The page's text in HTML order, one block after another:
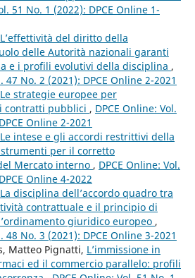
51 No. 1 (2022): DPCE Online 1-
L’effettività del diritto della
delle Autorità nazionali garanti
e i profili evolutivi della disciplina ,
47 No. 2 (2021): DPCE Online 2-2021
Le strategie europee per
contratti pubblici , DPCE Online: Vol.
Online 2-2021
Le intese e gli accordi restrittivi della
per il corretto
Mercato interno , DPCE Online: Vol.
Online 4-2022
La disciplina dell’accordo quadro tra
contrattuale e il principio di
giuridico europeo ,
48 No. 3 (2021): DPCE Online 3-2021
Matteo Pignatti, L’immissione in
ed il commercio parallelo: profili